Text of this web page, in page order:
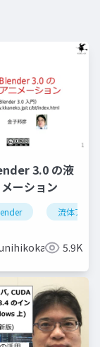
3.0 の液
ーション
流体アニ
5.9K